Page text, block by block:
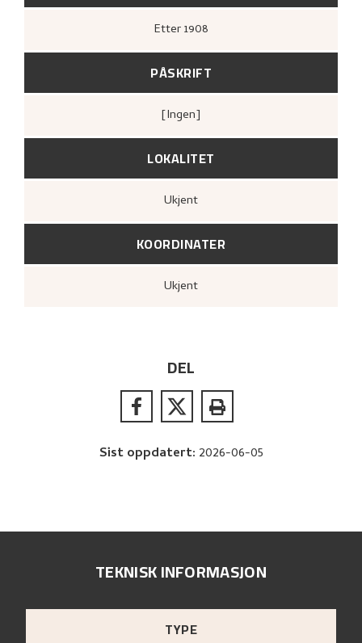
Etter1908
PÅSKRIFT
[ingen]
LOKALITET
Ukjent
KOORDINATER
Ukjent
DEL
Sist oppdatert: 2026-06-05
TEKNISK INFORMASJON
TYPE